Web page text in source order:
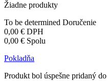
Žiadne produkty
To be determined Doručenie
0,00 € DPH
0,00 € Spolu
Pokladňa
Produkt bol úspešne pridaný